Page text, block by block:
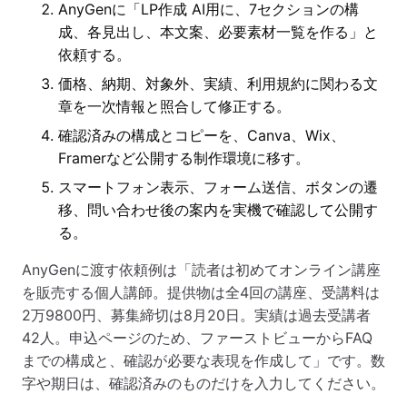
AnyGenに「LP作成 AI用に、7セクションの構
成、各見出し、本文案、必要素材一覧を作る」と
依頼する。
価格、納期、対象外、実績、利用規約に関わる文
章を一次情報と照合して修正する。
確認済みの構成とコピーを、Canva、Wix、
Framerなど公開する制作環境に移す。
スマートフォン表示、フォーム送信、ボタンの遷
移、問い合わせ後の案内を実機で確認して公開す
る。
AnyGenに渡す依頼例は「読者は初めてオンライン講座
を販売する個人講師。提供物は全4回の講座、受講料は
2万9800円、募集締切は8月20日。実績は過去受講者
42人。申込ページのため、ファーストビューからFAQ
までの構成と、確認が必要な表現を作成して」です。数
字や期日は、確認済みのものだけを入力してください。